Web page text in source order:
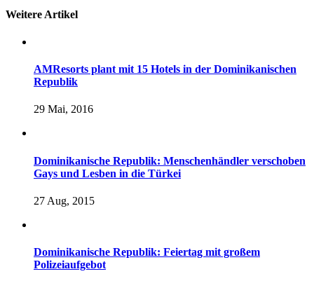
Weitere Artikel
AMResorts plant mit 15 Hotels in der Dominikanischen
Republik
29 Mai, 2016
Dominikanische Republik: Menschenhändler verschoben
Gays und Lesben in die Türkei
27 Aug, 2015
Dominikanische Republik: Feiertag mit großem
Polizeiaufgebot